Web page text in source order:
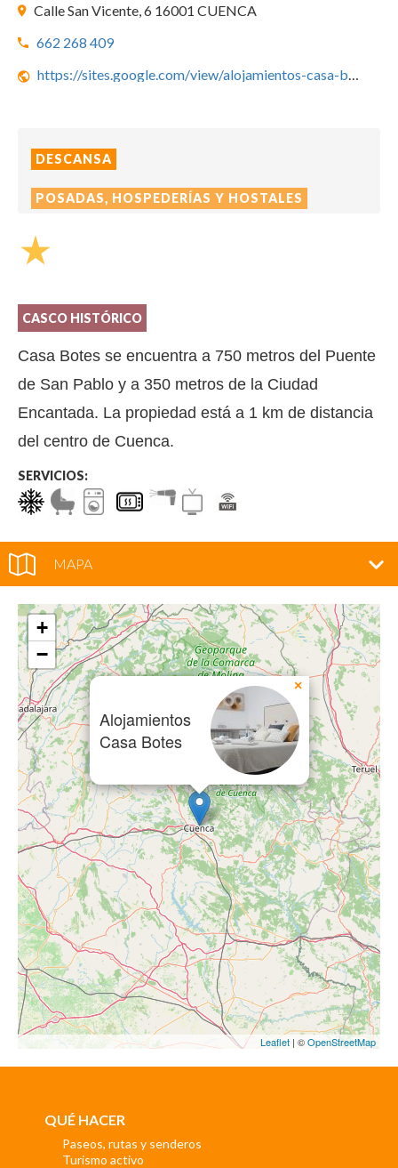
Calle San Vicente, 6 16001 CUENCA
662 268 409
https://sites.google.com/view/alojamientos-casa-botes/
DESCANSA
POSADAS, HOSPEDERÍAS Y HOSTALES
star_rate
CASCO HISTÓRICO
Casa Botes se encuentra a 750 metros del Puente
de San Pablo y a 350 metros de la Ciudad
Encantada. La propiedad está a 1 km de distancia
del centro de Cuenca.
SERVICIOS:
MAPA
Alojamientos
Casa Botes
×
+
−
Leaflet | ©OpenStreetMap
QUÉ HACER
Paseos, rutas y senderos
Turismo activo